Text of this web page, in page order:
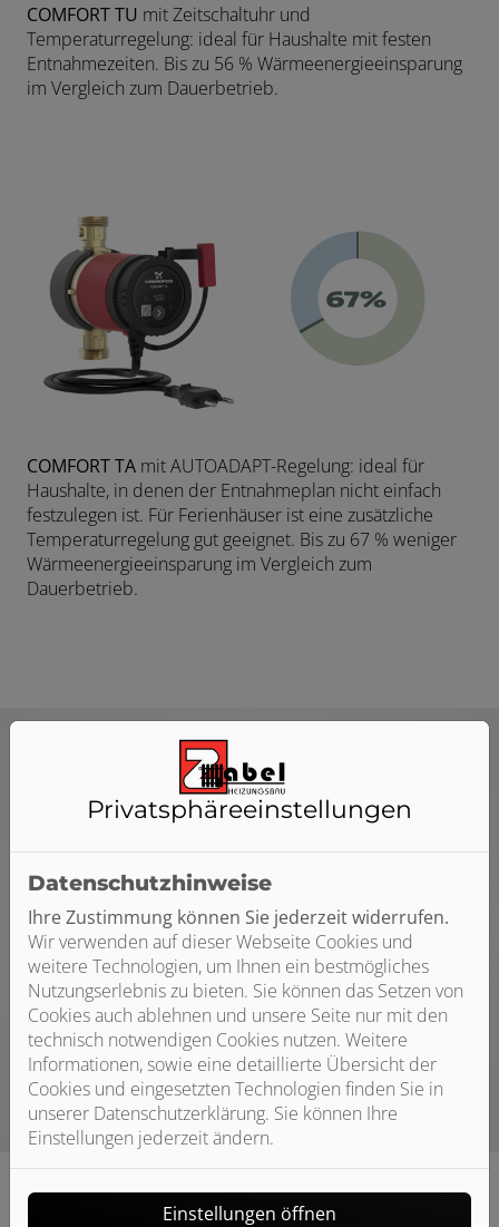
COMFORT TU mit Zeitschaltuhr und
Temperaturregelung: ideal für Haushalte mit festen
Entnahmezeiten. Bis zu 56 % Wärmeenergieeinsparung
im Vergleich zum Dauerbetrieb.
COMFORT TA mit AUTOADAPT-Regelung: ideal für
Haushalte, in denen der Entnahmeplan nicht einfach
festzulegen ist. Für Ferienhäuser ist eine zusätzliche
Temperaturregelung gut geeignet. Bis zu 67 % weniger
Wärmeenergieeinsparung im Vergleich zum
Dauerbetrieb.
Privatsphäre­einstellungen
Datenschutzhinweise
Ihre Zustimmung können Sie jederzeit widerrufen.
Wir verwenden auf dieser Webseite Cookies und
weitere Technologien, um Ihnen ein bestmögliches
Nutzungserlebnis zu bieten. Sie können das Setzen von
Cookies auch ablehnen und unsere Seite nur mit den
technisch notwendigen Cookies nutzen. Weitere
Informationen, sowie eine detaillierte Übersicht der
Cookies und eingesetzten Technologien finden Sie in
unserer Datenschutzerklärung. Sie können Ihre
Einstellungen jederzeit ändern.
Einstellungen öffnen